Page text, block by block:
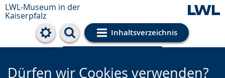
LWL-Museum in der
Kaiserpfalz
Inhaltsverzeichnis
Cookie-Einstellungen
Dürfen wir Cookies verwenden?